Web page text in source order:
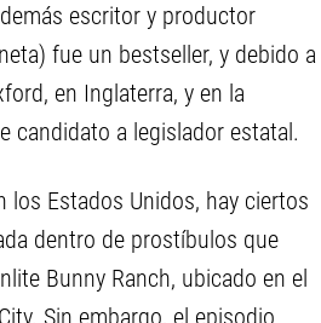
escritor y productor
fue un bestseller, y debido a
en Inglaterra, y en la
candidato a legislador estatal.
los Estados Unidos, hay ciertos
dentro de prostíbulos que
Bunny Ranch, ubicado en el
Sin embargo, el episodio